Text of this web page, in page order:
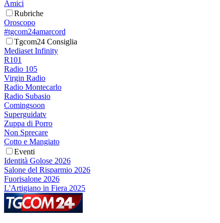
Amici
Rubriche
Oroscopo
#tgcom24amarcord
Tgcom24 Consiglia
Mediaset Infinity
R101
Radio 105
Virgin Radio
Radio Montecarlo
Radio Subasio
Comingsoon
Superguidatv
Zuppa di Porro
Non Sprecare
Cotto e Mangiato
Eventi
Identità Golose 2026
Salone del Risparmio 2026
Fuorisalone 2026
L'Artigiano in Fiera 2025